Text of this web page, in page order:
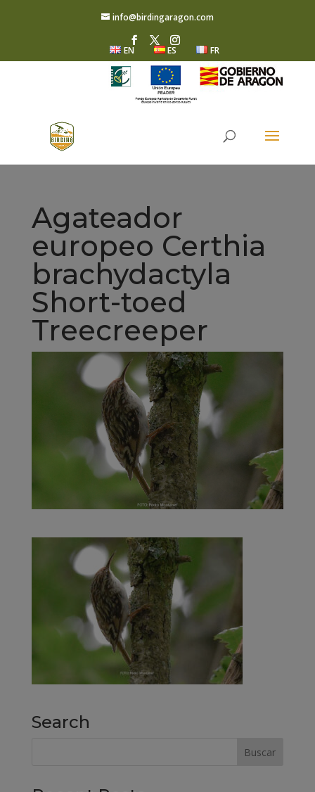
info@birdingaragon.com
EN ES FR
Agateador
europeo Certhia
brachydactyla
Short-toed
Treecreeper
Search